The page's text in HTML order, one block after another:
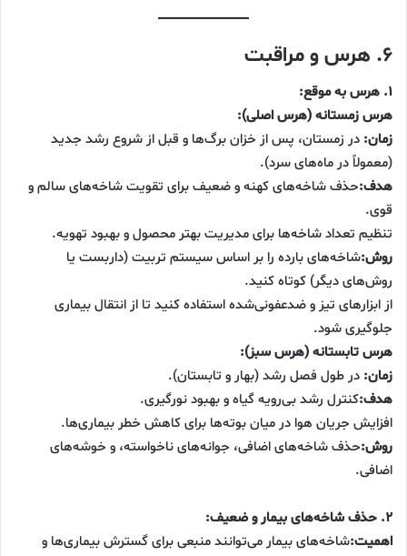
۶. هرس و مراقبت
۱. هرس به موقع:
هرس زمستانه (هرس اصلی):
زمان: در زمستان، پس از خزان برگ‌ها و قبل از شروع رشد جدید
(معمولاً در ماه‌های سرد).
هدف:حذف شاخه‌های کهنه و ضعیف برای تقویت شاخه‌های سالم و
قوی.
تنظیم تعداد شاخه‌ها برای مدیریت بهتر محصول و بهبود تهویه.
روش:شاخه‌های بارده را بر اساس سیستم تربیت (داربست یا
روش‌های دیگر) کوتاه کنید.
از ابزارهای تیز و ضدعفونی‌شده استفاده کنید تا از انتقال بیماری
جلوگیری شود.
هرس تابستانه (هرس سبز):
زمان: در طول فصل رشد (بهار و تابستان).
هدف:کنترل رشد بی‌رویه گیاه و بهبود نورگیری.
افزایش جریان هوا در میان بوته‌ها برای کاهش خطر بیماری‌ها.
روش:حذف شاخه‌های اضافی، جوانه‌های ناخواسته، و خوشه‌های
اضافی.
۲. حذف شاخه‌های بیمار و ضعیف:
اهمیت:شاخه‌های بیمار می‌توانند منبعی برای گسترش بیماری‌ها و